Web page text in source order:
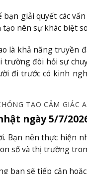
bạn giải quyết các
nên sự khác biệt
là khả năng
đòi hỏi sự
đi trước có kinh
TẠO CẢM
ngày 5/7/
Bạn nên thực hiện
số và thị trường
bạn sẽ tiếp cận